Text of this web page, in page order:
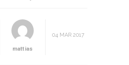
mattias
04 MAR 2017